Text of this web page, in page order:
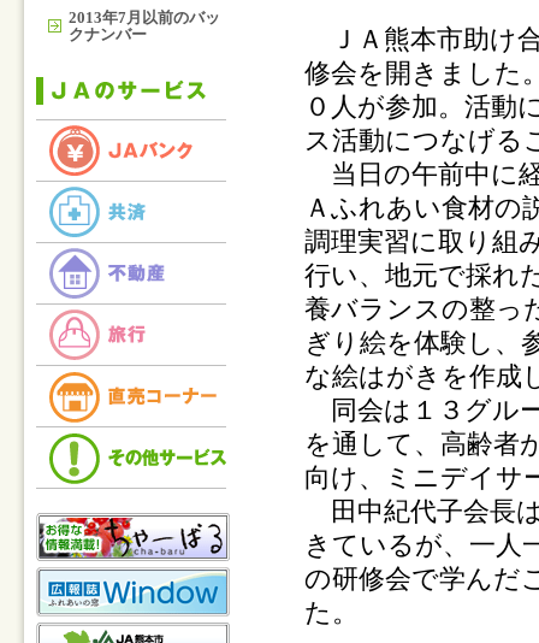
2013年7月以前のバッ
クナンバー
ＪＡ熊本市助け
修会を開きました
０人が参加。活動
ス活動につなげる
当日の午前中に
Ａふれあい食材の
調理実習に取り組
行い、地元で採れ
養バランスの整っ
ぎり絵を体験し、
な絵はがきを作成
同会は１３グル
を通して、高齢者
向け、ミニデイサ
田中紀代子会長
きているが、一人
の研修会で学んだ
た。